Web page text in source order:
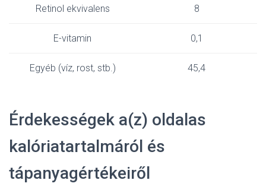
Retinol ekvivalens 8
E-vitamin 0,1
Egyéb (víz, rost, stb.) 45,4
Érdekességek a(z) oldalas
kalóriatartalmáról és
tápanyagértékeiről